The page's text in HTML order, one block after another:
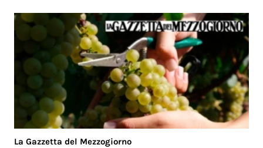
La Gazzetta del Mezzogiorno